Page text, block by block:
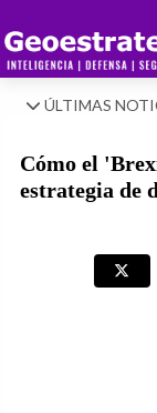
ÚLTIMAS
Cómo el
estrategia de